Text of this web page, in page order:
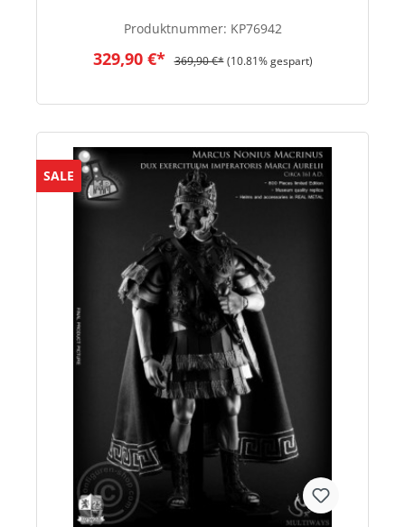
Produktnummer: KP76942
329,90 €* 369,90 €* (10.81% gespart)
SALE